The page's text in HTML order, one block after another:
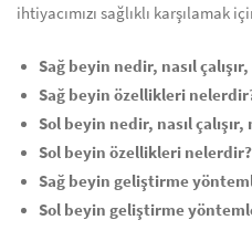
ihtiyacımızı sağlıklı karşılamak
Sağ beyin nedir, nasıl
Sağ beyin özellikleri
Sol beyin nedir, nasıl
Sol beyin özellikleri nelerdir?
Sağ beyin geliştirme
Sol beyin geliştirme